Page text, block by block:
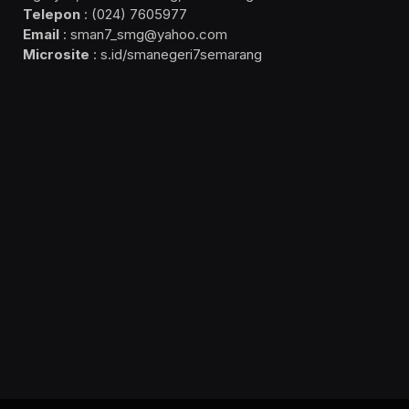
Telepon : (024) 7605977
Email : sman7_smg@yahoo.com
Microsite : s.id/smanegeri7semarang